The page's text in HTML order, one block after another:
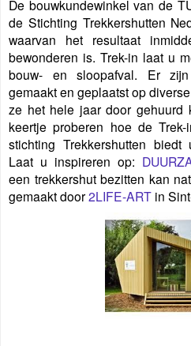
De bouwkundewinkel van de
de Stichting Trekkershutten
waarvan het resultaat
bewonderen is. Trek-in laat u
bouw- en sloopafval. Er
gemaakt en geplaatst op
ze het hele jaar door gehuurd
keertje proberen hoe de
stichting Trekkershutten biedt
Laat u inspireren op:
een trekkershut bezitten kan
gemaakt door2LIFE-ART in